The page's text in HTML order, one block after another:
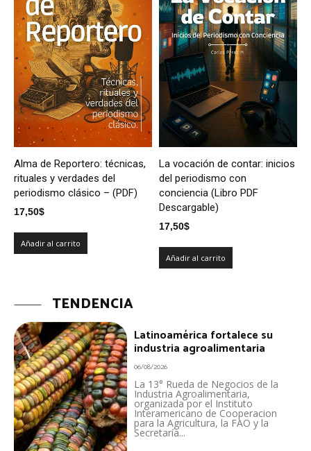
Alma de Reportero: técnicas,
rituales y verdades del
periodismo clásico – (PDF)
17,50$
Añadir al carrito
La vocación de contar: inicios
del periodismo con
conciencia (Libro PDF
Descargable)
17,50$
Añadir al carrito
TENDENCIA
Latinoamérica fortalece su
industria agroalimentaria
06/08/2026
La 13° Rueda de Negocios de la
Industria Agroalimentaria,
organizada por el Instituto
Interamericano de Cooperacion
para la Agricultura, la FAO y la
Secretaría...